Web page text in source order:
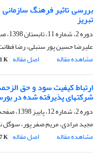
بررسی تاثیر فرهنگ
تبریز
دوره 2، شماره 11، تابستان 1398، صفحه
علیرضا حسین پور سنبلی، رضا
مشاهده مقاله
اصل مقاله K
ارتباط کیفیت سود و حق
شرکتهای پذیرفته شده در
دوره 2، شماره 12، پاییز 1398، صفحه
مجید مرادی، مریم صفر پور، سوگل
مشاهده مقاله
اصل مقاله K